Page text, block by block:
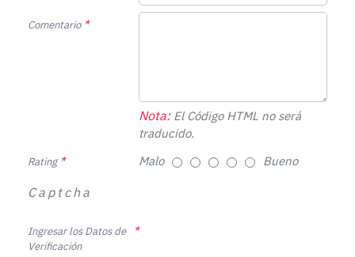
Comentario
Nota:El Código HTML no será
traducido.
Rating Malo Bueno
Captcha
Ingresar los Datos de
Verificación